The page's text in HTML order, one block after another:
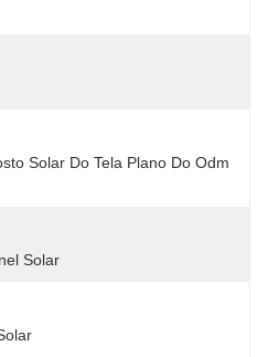
Solar Do Tela Plano Do Odm
Solar